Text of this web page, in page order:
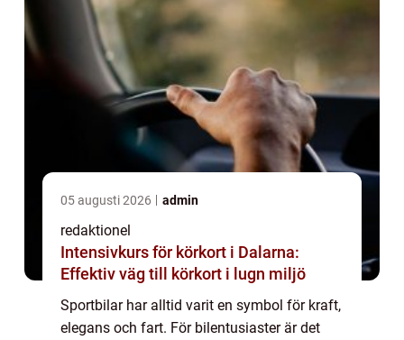
05 augusti 2026 admin
redaktionel
Intensivkurs för körkort i Dalarna:
Effektiv väg till körkort i lugn miljö
Sportbilar har alltid varit en symbol för kraft,
elegans och fart. För bilentusiaster är det